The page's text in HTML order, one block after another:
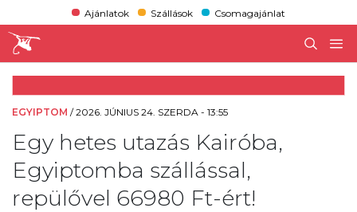
Ajánlatok Szállások Csomagajánlat
EGYIPTOM /2026. JÚNIUS 24. SZERDA - 13:55
Egy hetes utazás Kairóba,
Egyiptomba szállással,
repülővel 66980 Ft-ért!